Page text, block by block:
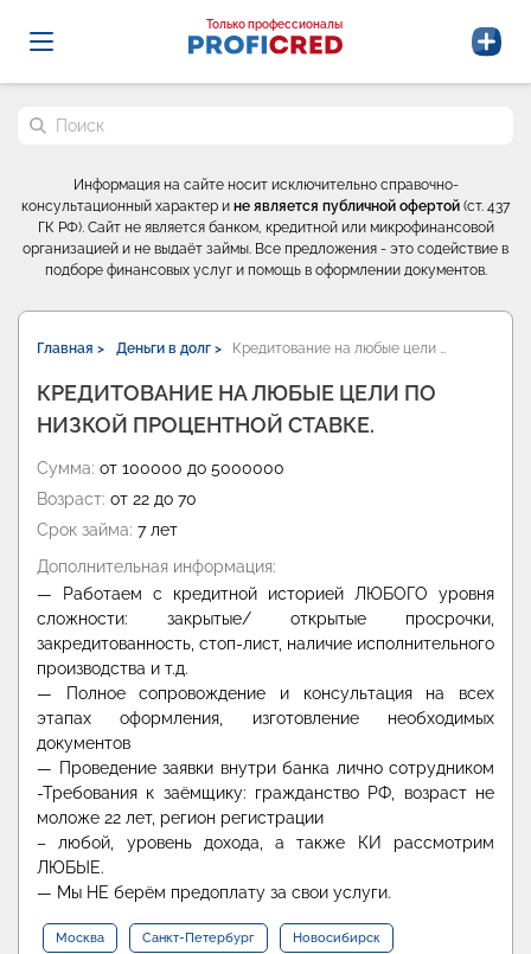
Probrokery - Только профессионалы
Только профессионалы
Поиск по сайту
Информация на сайте носит исключительно справочно-
консультационный характер и не является публичной офертой (ст. 437
ГК РФ). Сайт не является банком, кредитной или микрофинансовой
организацией и не выдаёт займы. Все предложения - это содействие в
подборе финансовых услуг и помощь в оформлении документов.
Главная > Деньги в долг > Кредитование на любые цели …
КРЕДИТОВАНИЕ НА ЛЮБЫЕ ЦЕЛИ ПО
НИЗКОЙ ПРОЦЕНТНОЙ СТАВКЕ.
Сумма: от 100000 до 5000000
Возраст: от 22 до 70
Срок займа: 7 лет
Дополнительная информация:
— Работаем с кредитной историей ЛЮБОГО уровня
сложности: закрытые/ открытые просрочки,
закредитованность, стоп-лист, наличие исполнительного
производства и т.д.
— Полное сопровождение и консультация на всех
этапах оформления, изготовление необходимых
документов
— Проведение заявки внутри банка лично сотрудником
-Требования к заёмщику: гражданство РФ, возраст не
моложе 22 лет, регион регистрации
– любой, уровень дохода, а также КИ рассмотрим
ЛЮБЫЕ.
— Мы НЕ берём предоплату за свои услуги.
Москва Санкт-Петербург Новосибирск